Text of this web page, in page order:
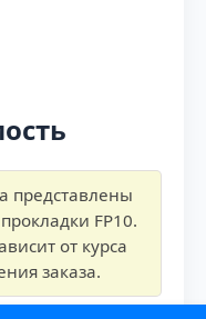
представлены
FP10.
от курса
заказа.